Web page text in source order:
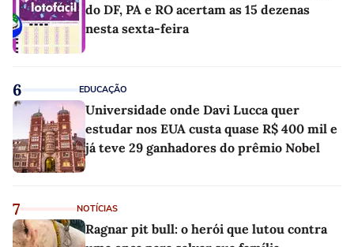
do DF, PA e RO acertam as 15 dezenas
nesta sexta-feira
6 EDUCAÇÃO
Universidade onde Davi Lucca quer
estudar nos EUA custa quase R$ 400 mil e
já teve 29 ganhadores do prêmio Nobel
7 NOTÍCIAS
Ragnar pit bull: o herói que lutou contra